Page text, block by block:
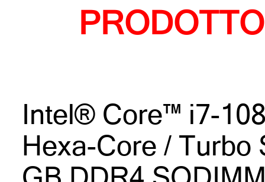
Intel® Core™ i7-
Hexa-Core / Turbo